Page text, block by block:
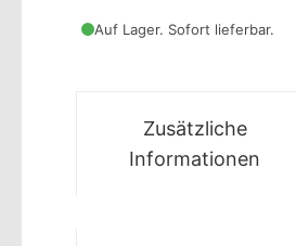
Auf Lager. Sofort lieferbar.
Zusätzliche
Informationen